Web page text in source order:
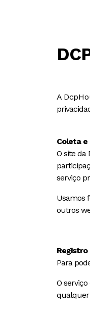
A
Coleta
O site da
serviço
Usamos
outros
Para
O
qualquer